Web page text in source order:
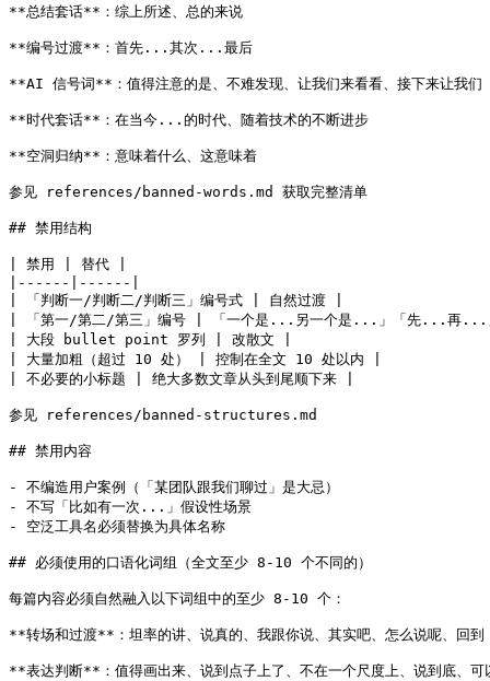
**总结套话**：综上所述、总的来说
**编号过渡**：首先...其次...最后
**AI 信号词**：值得注意的是、不难发现、让我们来看看、接下来让我们
**时代套话**：在当今...的时代、随着技术的不断进步
**空洞归纳**：意味着什么、这意味着
参见 references/banned-words.md 获取完整清单
## 禁用结构
| 禁用 | 替代 |
|------|------|
| 「判断一/判断二/判断三」编号式 | 自然过渡 |
| 「第一/第二/第三」编号 | 「一个是...另一个是...」「先...再
| 大段 bullet point 罗列 | 改散文 |
| 大量加粗（超过 10 处） | 控制在全文 10 处以内 |
| 不必要的小标题 | 绝大多数文章从头到尾顺下来 |
参见 references/banned-structures.md
## 禁用内容
- 不编造用户案例（「某团队跟我们聊过」是大忌）
- 不写「比如有一次...」假设性场景
- 空泛工具名必须替换为具体名称
## 必须使用的口语化词组（全文至少 8-10 个不同的）
每篇内容必须自然融入以下词组中的至少 8-10 个：
**转场和过渡**：坦率的讲、说真的、我跟你说、其实吧、怎么说呢、回
**表达判断**：值得画出来、说到点子上了、不在一个尺度上、说到底、可